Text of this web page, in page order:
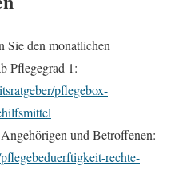
Sie den monatlichen
Pflegegrad 1:
pflegebox-
und Betroffenen:
rechte-